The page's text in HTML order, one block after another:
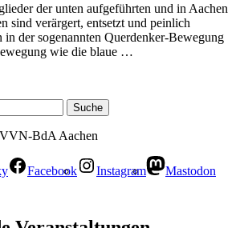
der unten aufgeführten und in Aachen
sind verärgert, entsetzt und peinlich
in der sogenannten Querdenker-Bewegung
wie die blaue …
BdA Aachen
Facebook Instagram
Mastodon